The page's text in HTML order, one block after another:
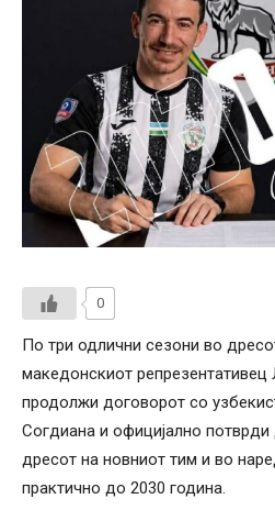
0
По три одлични сезони во
македонскиот
продолжи договорот со
Согдиана и официјално
дресот на новниот тим и во
практично до 2030 година.